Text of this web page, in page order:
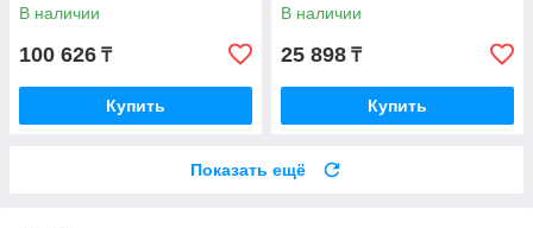
В наличии
100 626 ₸
Купить
В наличии
25 898 ₸
Купить
Показать ещё